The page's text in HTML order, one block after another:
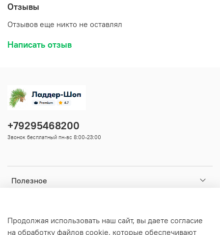
Отзывы
Отзывов еще никто не оставлял
Написать отзыв
Полезное
+79295468200
Звонок бесплатный пн-вс 8:00-23:00
Продолжая использовать наш сайт, вы даете согласие
на обработку файлов cookie, которые обеспечивают